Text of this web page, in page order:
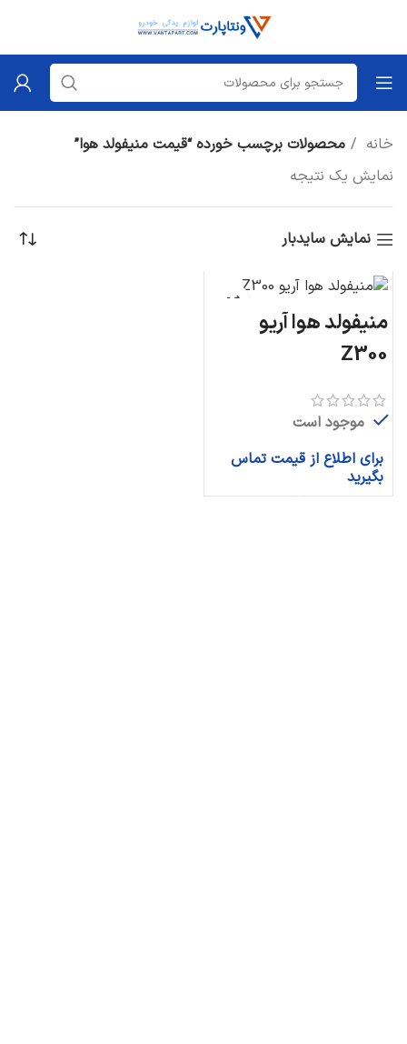
خانه
محصولات برچسب خورده “قیمت منیفولد هوا”
نمایش یک نتیجه
نمایش سایدبار
منیفولد هوا آریو
Z300
موجود است
برای اطلاع از قیمت تماس
بگیرید